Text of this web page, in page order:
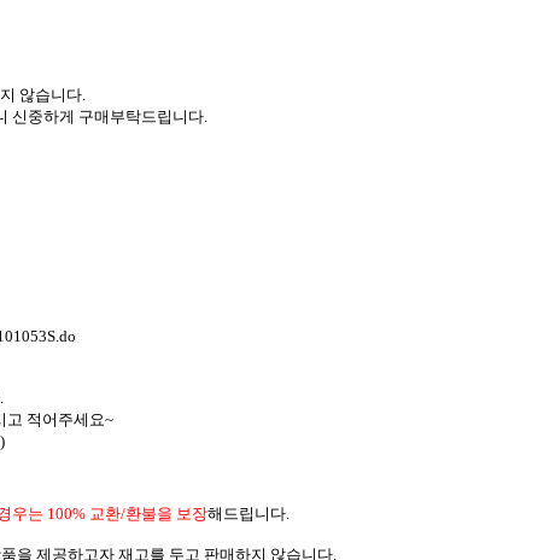
않습니다.
신중하게 구매부탁드립니다.
고 적어주세요~
우는 100% 교환/환불을 보장해드립니다.
을 제공하고자 재고를 두고 판매하지 않습니다.